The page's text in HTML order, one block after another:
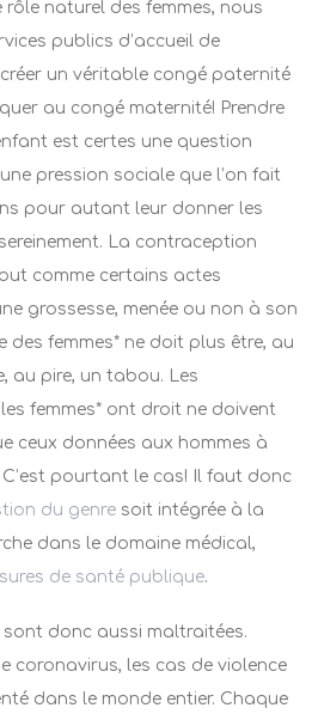
rôle naturel des femmes, nous
publics d’accueil de
un véritable congé paternité
au congé maternité! Prendre
est certes une question
pression sociale que l’on fait
pour autant leur donner les
La contraception
comme certains actes
grossesse, menée ou non à son
des femmes* ne doit plus être, au
au pire, un tabou. Les
femmes* ont droit ne doivent
ceux données aux hommes à
pourtant le cas! Il faut donc
du genre soit intégrée à la
dans le domaine médical,
de santé publique.
sont donc aussi maltraitées.
coronavirus, les cas de violence
dans le monde entier. Chaque